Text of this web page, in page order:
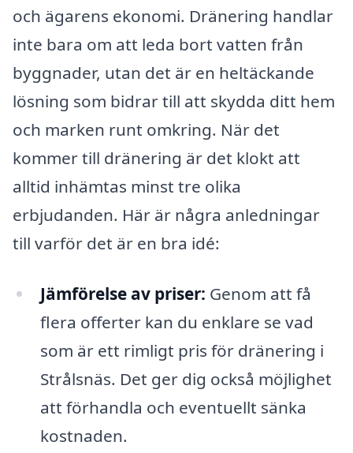
och ägarens ekonomi. Dränering handlar
inte bara om att leda bort vatten från
byggnader, utan det är en heltäckande
lösning som bidrar till att skydda ditt hem
och marken runt omkring. När det
kommer till dränering är det klokt att
alltid inhämtas minst tre olika
erbjudanden. Här är några anledningar
till varför det är en bra idé:
Jämförelse av priser: Genom att få
flera offerter kan du enklare se vad
som är ett rimligt pris för dränering i
Strålsnäs. Det ger dig också möjlighet
att förhandla och eventuellt sänka
kostnaden.